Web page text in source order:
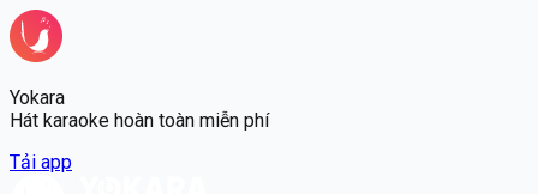
Yokara
Hát karaoke hoàn toàn miễn phí
Tải app